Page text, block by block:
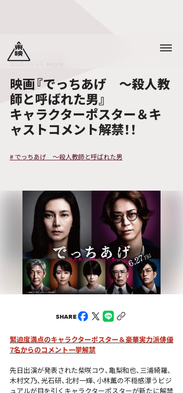
MOVIE
映画『でっちあげ ～殺人教
師と呼ばれた男』
キャラクターポスター＆キ
ャストコメント解禁！！
# でっちあげ ～殺人教師と呼ばれた男
SHARE
緊迫度満点のキャラクターポスター＆豪華実力派俳優
7名からのコメント一挙解禁
先日出演が発表された柴咲コウ、亀梨和也、三浦綺羅、
木村文乃、光石研、北村一輝、小林薫の不穏感漂うビジ
ュアルが目を引くキャラクターポスターが新たに解禁